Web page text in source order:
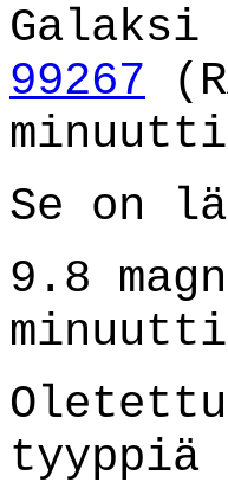
99267
Se on
9.8
tyyppiä